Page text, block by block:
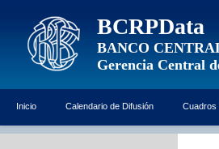
BCRPData
BANCO
Gerencia Central
Inicio Calendario de Difusión Cuadros